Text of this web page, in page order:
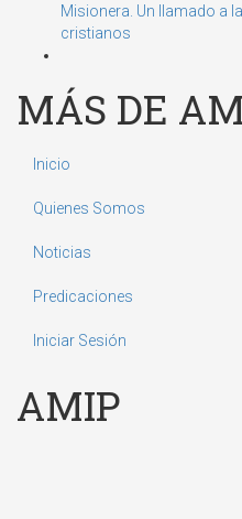
Misionera. Un llamado a
cristianos
MÁS DE
Inicio
Quienes Somos
Noticias
Predicaciones
Iniciar Sesión
AMIP